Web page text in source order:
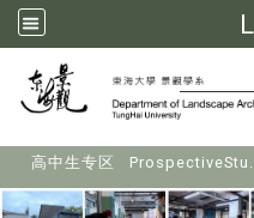
高中生专区 ProspectiveStu.